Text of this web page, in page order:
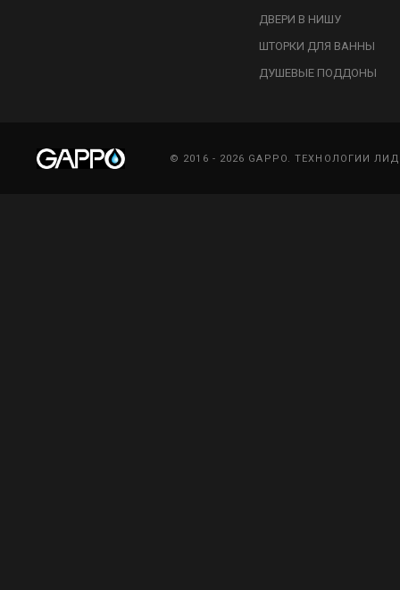
ДВЕРИ В НИШУ
ШТОРКИ ДЛЯ ВАННЫ
ДУШЕВЫЕ ПОДДОНЫ
© 2016 - 2026 GAPPO. ТЕХНОЛОГИИ